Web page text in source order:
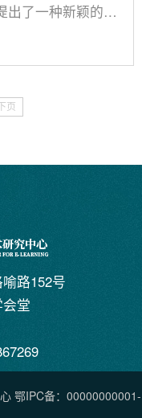
出了一种新颖的学
大规模行为数据
governing skill
下页
路152号
堂
鄂IPC备：00000000001-